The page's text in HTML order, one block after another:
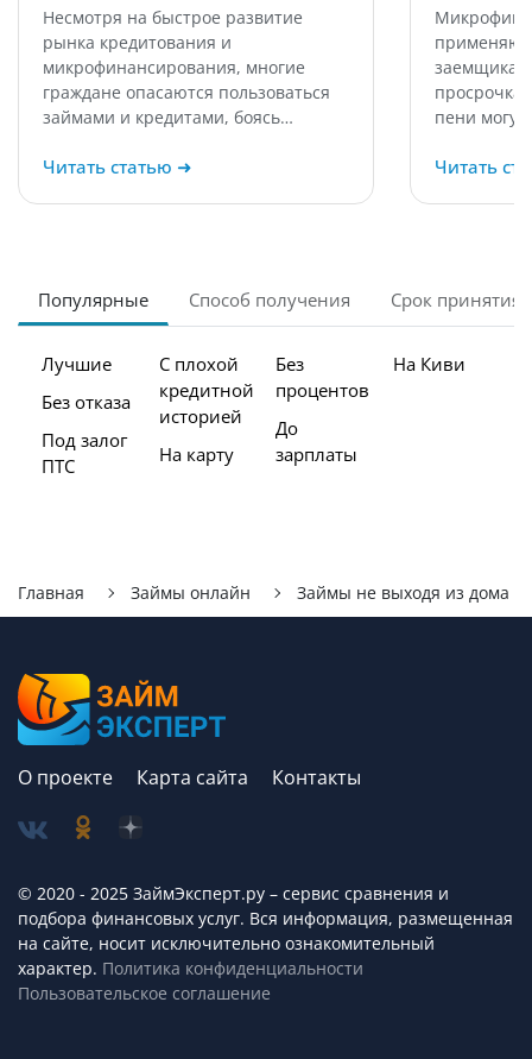
Несмотря на быстрое развитие
рынка кредитования и
микрофинансирования, многие
граждане опасаются пользоваться
займами и кредитами, боясь…
Читать статью ➜
применяют
пени
Читать
Популярные Способ получения Срок принятия
Лучшие
Без отказа
Под залог
ПТС
С плохой
кредитной
историей
На карту
Без
процентов
До
зарплаты
На Киви
Главная Займы онлайн Займы не выходя из дома
О проекте Карта сайта Контакты
© 2020 - 2025 ЗаймЭксперт.ру – сервис cравнения и
подбора финансовых услуг. Вся информация, размещенная
на сайте, носит исключительно ознакомительный
характер. Политика конфиденциальности
Пользовательское соглашение